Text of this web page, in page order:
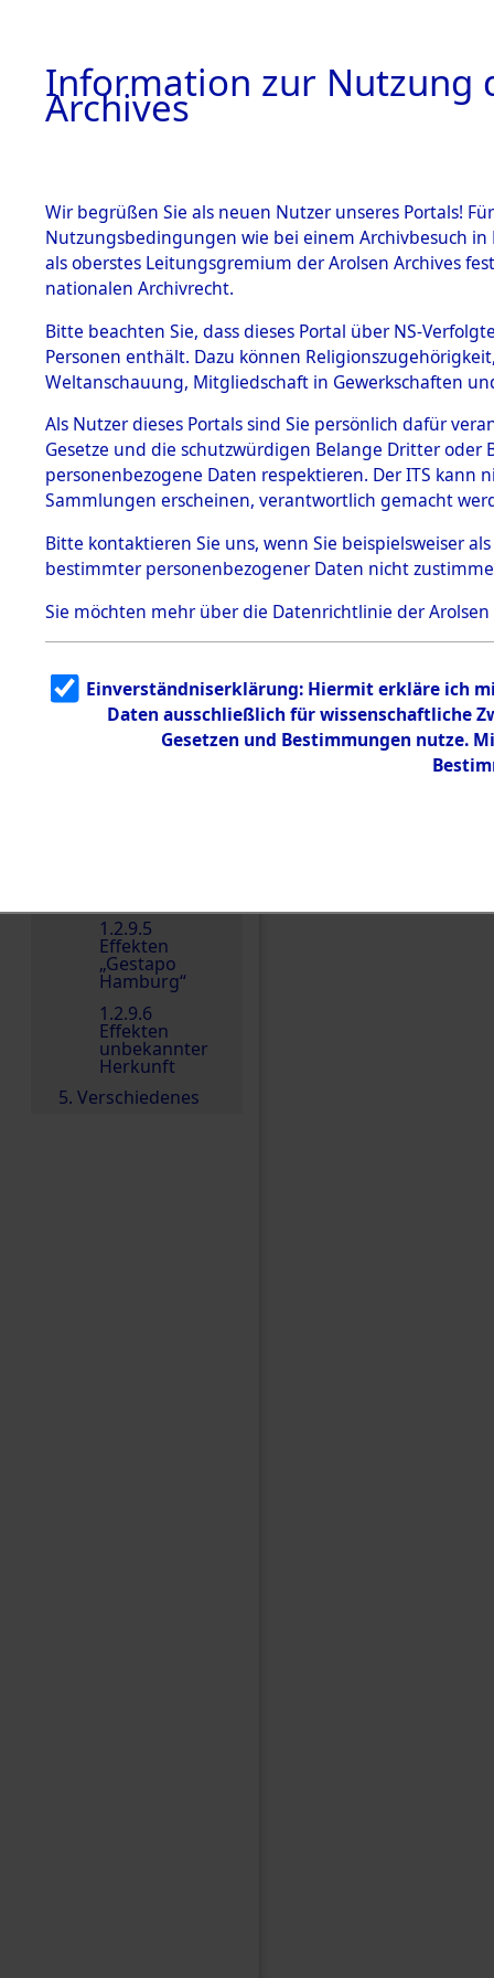
BESTÄNDE
1.
Inhaftierungsdoku
mente
1.2.9 Beim ITS
Effekten
1.2.9.1
Effekten aus
dem KZ
Dachau
1.2.9.2
Effekten aus
dem KZ
Bayerisches
1.2.9.3
Effekten aus
dem KZ
Neuengamm
1.2.9.5
Effekten
„Gestapo
Hamburg“
1.2.9.6
Effekten
unbekannter
Herkunft
5. Verschiedenes
0017
Einen Kommentar
Information zur Nutzung
Archives
Wir begrüßen Sie als neuen Nutzer unseres Portals!
Nutzungsbedingungen wie bei einem Archivbesuch
als oberstes Leitungsgremium der Arolsen Archives
nationalen Archivrecht.
Bitte beachten Sie, dass dieses Portal über NS-
Personen enthält. Dazu können
Weltanschauung, Mitgliedschaft in Gewerkschaften
Als Nutzer dieses Portals sind Sie persönlich dafür
Gesetze und die schutzwürdigen Belange Dritter
personenbezogene Daten respektieren. Der ITS
Sammlungen erscheinen, verantwortlich gemacht
Bitte kontaktieren Sie uns, wenn Sie beispielsweiser
bestimmter personenbezogener Daten nicht
Sie möchten mehr über die Datenrichtlinie der Arolsen
Einverständniserklärung: Hiermit erkläre ich
Daten ausschließlich für wissenschaftliche
Gesetzen und Bestimmungen nutze.